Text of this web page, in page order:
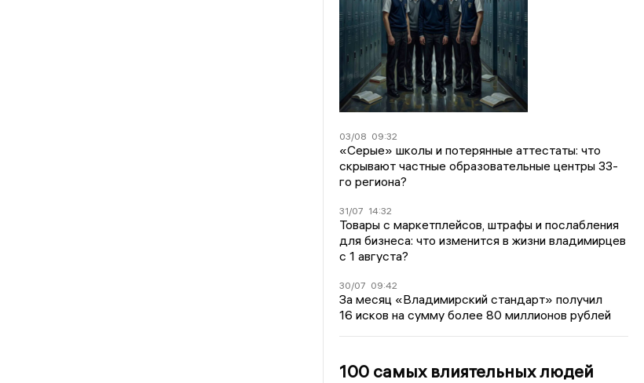
03/08 09:32
«Серые» школы и потерянные аттестаты: что
скрывают частные образовательные центры 33-
го региона?
31/07 14:32
Товары с маркетплейсов, штрафы и послабления
для бизнеса: что изменится в жизни владимирцев
с 1 августа?
30/07 09:42
За месяц «Владимирский стандарт» получил
16 исков на сумму более 80 миллионов рублей
100 самых влиятельных людей